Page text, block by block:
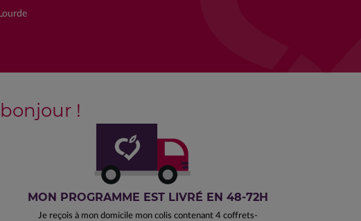
Lourde
!
MON PROGRAMME EST LIVRÉ EN 48-72H
Je reçois à mon domicile mon colis contenant 4 coffrets-